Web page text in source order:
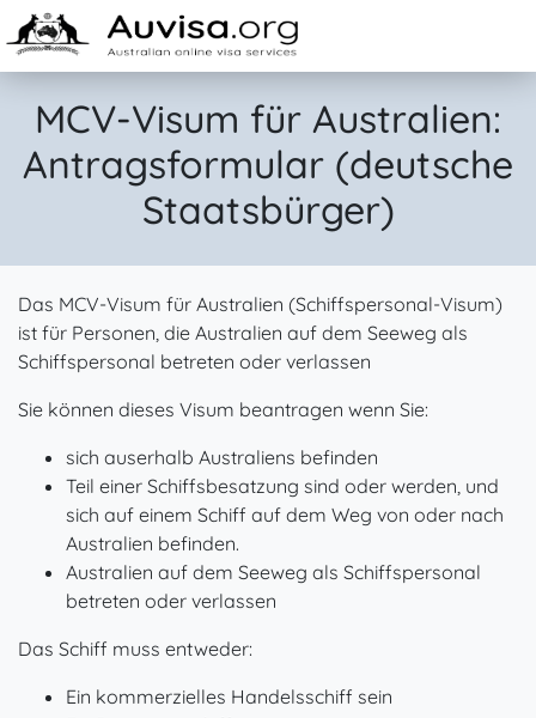
Skip to content
MCV-Visum für Australien:
Antragsformular (deutsche
Staatsbürger)
Das MCV-Visum für Australien (Schiffspersonal-Visum)
ist für Personen, die Australien auf dem Seeweg als
Schiffspersonal betreten oder verlassen
Sie können dieses Visum beantragen wenn Sie:
sich auserhalb Australiens befinden
Teil einer Schiffsbesatzung sind oder werden, und
sich auf einem Schiff auf dem Weg von oder nach
Australien befinden.
Australien auf dem Seeweg als Schiffspersonal
betreten oder verlassen
Das Schiff muss entweder:
Ein kommerzielles Handelsschiff sein